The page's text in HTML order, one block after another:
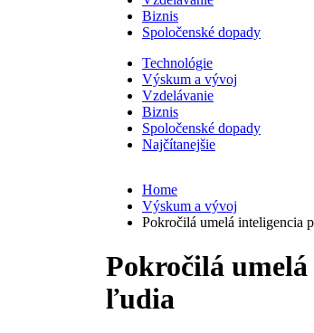
Biznis
Spoločenské dopady
Technológie
Výskum a vývoj
Vzdelávanie
Biznis
Spoločenské dopady
Najčítanejšie
Home
Výskum a vývoj
Pokročilá umelá inteligencia
Pokročilá
ľudia